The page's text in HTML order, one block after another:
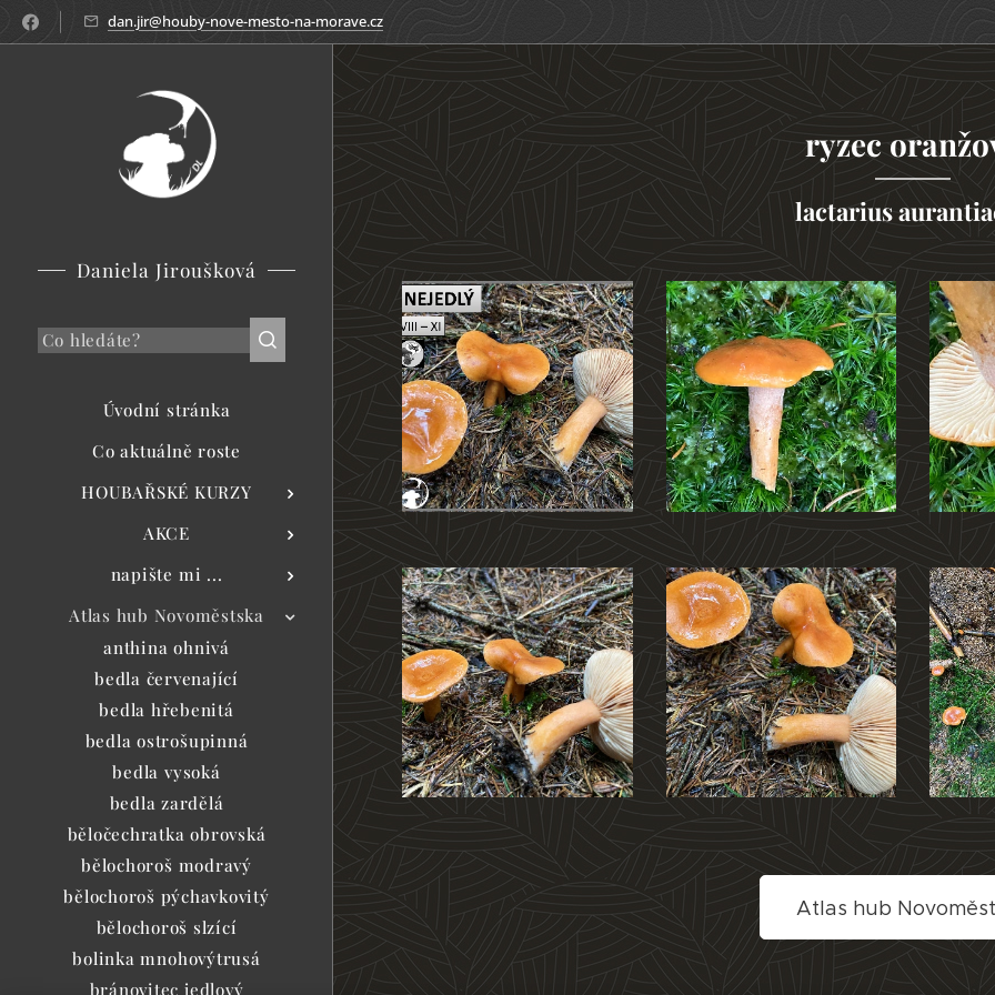
dan.jir@houby-nove-mesto-na-morave.cz
Daniela Jiroušková
Úvodní stránka
Co aktuálně roste
HOUBAŘSKÉ KURZY
AKCE
napište mi ...
Atlas hub Novoměstska
anthina ohnivá
bedla červenající
bedla hřebenitá
bedla ostrošupinná
bedla vysoká
bedla zardělá
běločechratka obrovská
bělochoroš modravý
bělochoroš pýchavkovitý
bělochoroš slzící
bolinka mnohovýtrusá
bránovitec jedlový
ryzec
lactarius
Atlas hub